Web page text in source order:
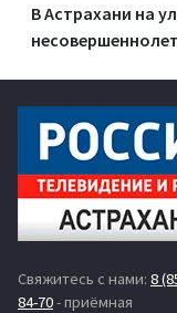
В Астрахани на
Свяжитесь с нами: 8
84-70- приёмная